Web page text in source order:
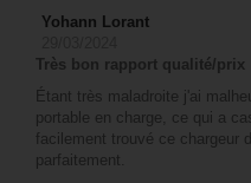
Yohann Lorant
Très bon rapport qualité/prix
Étant très maladroite j'ai
portable en charge, ce qui a
facilement trouvé ce chargeur
parfaitement.